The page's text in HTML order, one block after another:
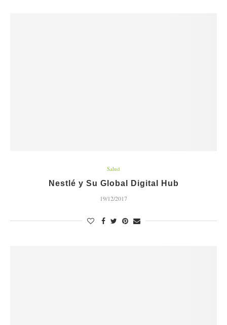
Salud
Nestlé y Su Global Digital Hub
19/12/2017